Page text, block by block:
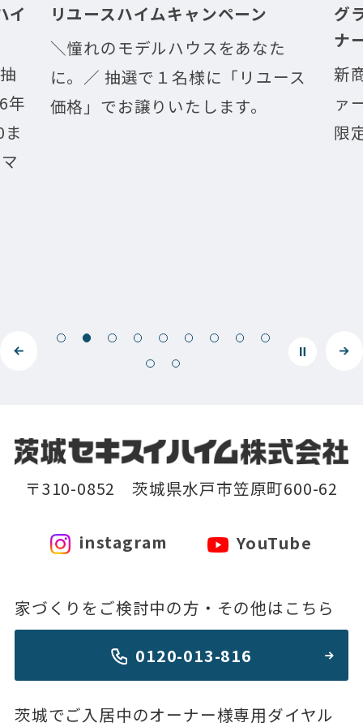
イ
年
リユースハイムキャンペーン
＼憧れのモデルハウスをあなた
に。／ 抽選で１名様に「リユース
価格」でお譲りいたします。
グ
ナ
新
ァ
限
〒310-0852 茨城県水戸市笠原町600-62
instagram YouTube
家づくりをご検討中の方・その他はこちら
0120-013-816
茨城でご入居中のオーナー様専用ダイヤル